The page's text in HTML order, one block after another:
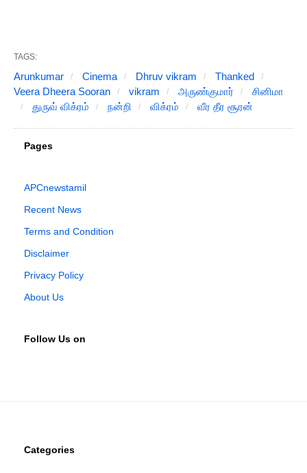
TAGS:
Arunkumar Cinema Dhruv vikram
Thanked
Veera Dheera Sooran
vikram அருண்குமார்
சினிமா
துருவ் விக்ரம்
நன்றி விக்ரம் வீர தீர சூரன்
Pages
APCnewstamil
Recent News
Terms and Condition
Disclaimer
Privacy Policy
About Us
Follow Us on
Categories